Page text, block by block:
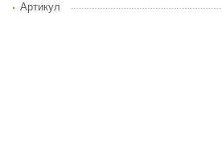
Артикул